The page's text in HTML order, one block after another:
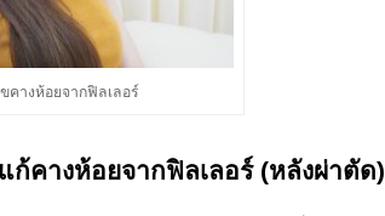
คางห้อยจากฟิลเลอร์
ก้คางห้อยจากฟิลเลอร์ (หลังผ่าตัด)